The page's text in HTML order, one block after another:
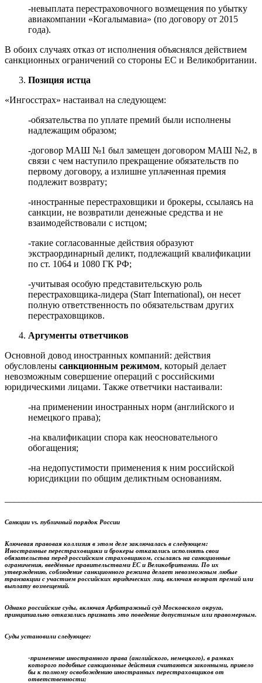
-невыплата перестраховочного возмещения по убытку
авиакомпании «Когалымавиа» (по договору от 2015
года).
В обоих случаях отказ от исполнения объяснялся действием
санкционных ограничений со стороны ЕС и Великобритании.
Позиция истца
«Ингосстрах» настаивал на следующем:
-обязательства по уплате премий были исполнены
надлежащим образом;
-договор МАШ №1 был замещен договором МАШ №2, в
связи с чем наступило прекращение обязательств по
первому договору, а излишне уплаченная премия
подлежит возврату;
-иностранные перестраховщики и брокеры, ссылаясь на
санкции, не возвратили денежные средства и не
взаимодействовали с истцом;
-такие согласованные действия образуют
экстраординарный деликт, подлежащий квалификации
по ст. 1064 и 1080 ГК РФ;
-учитывая особую представительскую роль
перестраховщика-лидера (Starr International), он несет
полную ответственность по обязательствам других
перестраховщиков.
Аргументы ответчиков
Основной довод иностранных компаний: действия
обусловлены санкционным режимом, который делает
невозможным совершение операций с российскими
юридическими лицами. Также ответчики настаивали:
-на применении иностранных норм (английского и
немецкого права);
-на квалификации спора как неосновательного
обогащения;
-на недопустимости применения к ним российской
юрисдикции по общим деликтным основаниям.
Санкции vs. публичный порядок России
Ключевая правовая коллизия в этом деле заключалась в следующем:
Иностранные перестраховщики и брокеры отказались исполнять свои
обязательства перед российским страховщиком, ссылаясь на санкционные
ограничения, введённые правительствами ЕС и Великобритании. По их
утверждению, соблюдение санкционного режима делает невозможным любые
транзакции с участием российских юридических лиц, включая возврат премий или
выплату возмещений.
Однако российские суды, включая Арбитражный суд Московского округа,
принципиально отказались признать это поведение допустимым или правомерным.
Суды установили следующее:
-применение иностранного права (английского, немецкого), в рамках
которого подобные санкционные действия считаются законными, привело
бы к полному освобождению иностранных перестраховщиков от
ответственности;